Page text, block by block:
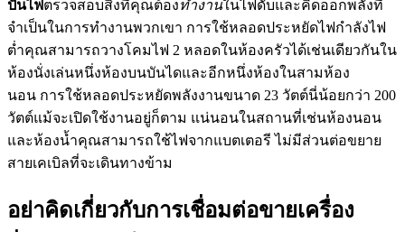
ปั่นไฟตรวจสอบสิ่งที่คุณต้องทำงานในไฟดับและคิดออกพลังที่
จำเป็นในการทำงานพวกเขา การใช้หลอดประหยัดไฟกำลังไฟ
ต่ำคุณสามารถวางโคมไฟ 2 หลอดในห้องครัวได้เช่นเดียวกันใน
ห้องนั่งเล่นหนึ่งห้องบนบันไดและอีกหนึ่งห้องในสามห้อง
นอน การใช้หลอดประหยัดพลังงานขนาด 23 วัตต์นี่น้อยกว่า 200
วัตต์แม้จะเปิดใช้งานอยู่ก็ตาม แน่นอนในสถานที่เช่นห้องนอน
และห้องน้ำคุณสามารถใช้ไฟจากแบตเตอรี ไม่มีส่วนต่อขยาย
สายเคเบิลที่จะเดินทางข้าม
อย่าคิดเกี่ยวกับการเชื่อมต่อขายเครื่อง